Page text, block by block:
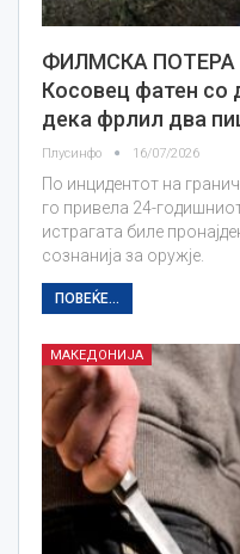
ФИЛМСКА
Косовец фатен со
дека фрлил два
Плусинфо 16/07/2026
По инцидентот на
го привела 24-
истрагата биле
сознанија за оружје.
ПОВЕЌЕ...
МАКЕДОНИЈА